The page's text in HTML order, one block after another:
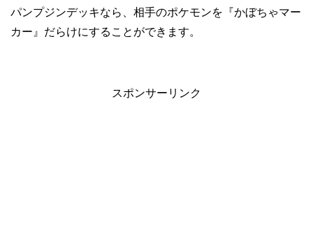
パンプジンデッキなら、相手のポケモンを『かぼちゃマー
カー』だらけにすることができます。
スポンサーリンク